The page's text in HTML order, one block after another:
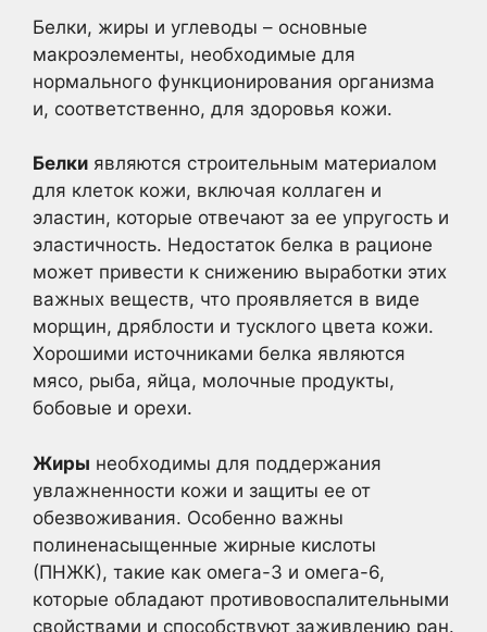
Белки, жиры и углеводы – основные
макроэлементы, необходимые для
нормального функционирования организма
и, соответственно, для здоровья кожи.
Белки являются строительным материалом
для клеток кожи, включая коллаген и
эластин, которые отвечают за ее упругость и
эластичность. Недостаток белка в рационе
может привести к снижению выработки этих
важных веществ, что проявляется в виде
морщин, дряблости и тусклого цвета кожи.
Хорошими источниками белка являются
мясо, рыба, яйца, молочные продукты,
бобовые и орехи.
Жиры необходимы для поддержания
увлажненности кожи и защиты ее от
обезвоживания. Особенно важны
полиненасыщенные жирные кислоты
(ПНЖК), такие как омега-3 и омега-6,
которые обладают противовоспалительными
свойствами и способствуют заживлению ран.